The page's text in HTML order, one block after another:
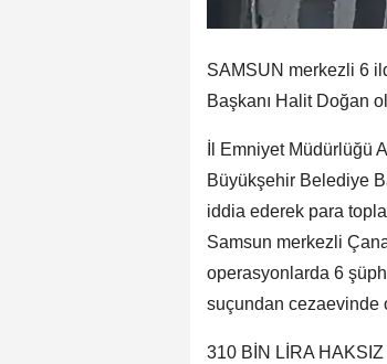
SAMSUN merkezli 6
Başkanı Halit Doğan
İl Emniyet Müdürlüğü
Büyükşehir Belediye
iddia ederek para
Samsun merkezli
operasyonlarda 6
suçundan cezaevinde
310 BİN LİRA